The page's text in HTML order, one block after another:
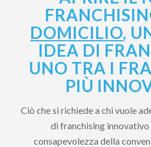
DOMICILIO,
IDEA DI
UNO TRA I
PIÙ
Ciò che si richiede a chi vuole
di franchising
consapevolezza della